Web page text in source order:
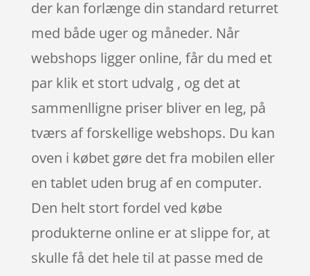
der kan forlænge din standard returret
med både uger og måneder. Når
webshops ligger online, får du med et
par klik et stort udvalg , og det at
sammenlligne priser bliver en leg, på
tværs af forskellige webshops. Du kan
oven i købet gøre det fra mobilen eller
en tablet uden brug af en computer.
Den helt stort fordel ved købe
produkterne online er at slippe for, at
skulle få det hele til at passe med de